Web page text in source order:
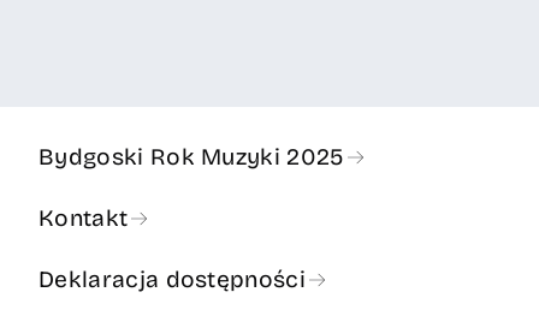
Bydgoski Rok Muzyki 2025
Kontakt
Deklaracja dostępności